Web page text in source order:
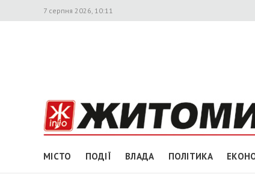
7 серпня 2026, 10:11
МІСТО ПОДІЇ ВЛАДА ПОЛІТИКА